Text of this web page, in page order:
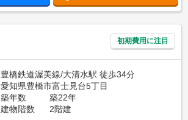
初期費用に注目
豊橋鉄道渥美線/大清水駅 徒歩34分
愛知県豊橋市富士見台5丁目
築年数
築22年
建物階数
2階建